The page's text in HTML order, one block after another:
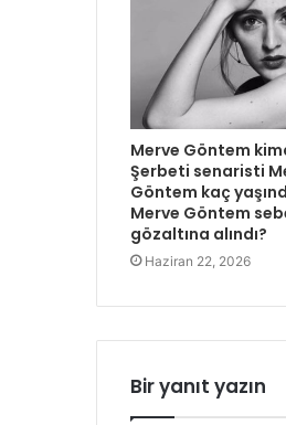
Merve Göntem
Şerbeti senaristi
Göntem kaç
Merve Göntem
gözaltına alındı?
Haziran 22, 2026
Bir yanıt yazın